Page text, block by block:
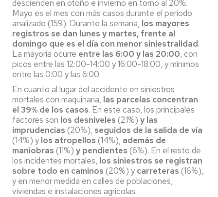
descienden en otoño e invierno en torno al 20%.
Mayo es el mes con más casos durante el periodo
analizado (159). Durante la semana, los mayores
registros se dan lunes y martes, frente al
domingo que es el día con menor siniestralidad.
La mayoría ocurre entre las 6:00 y las 20:00, con
picos entre las 12:00-14:00 y 16:00-18:00, y mínimos
entre las 0:00 y las 6:00.
En cuanto al lugar del accidente en siniestros
mortales con maquinaria, las parcelas concentran
el 39% de los casos. En este caso, los principales
factores son los desniveles (21%) y las
imprudencias (20%), seguidos de la salida de vía
(14%) y los atropellos (14%), además de
maniobras (11%) y pendientes (6%). En el resto de
los incidentes mortales, los siniestros se registran
sobre todo en caminos (20%) y carreteras (16%),
y en menor medida en calles de poblaciones,
viviendas e instalaciones agrícolas.